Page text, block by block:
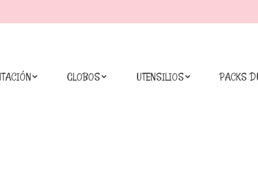
GLOBOS UTENSILIOS PACKS